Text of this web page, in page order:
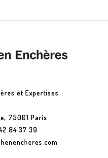
et Expertises
75001 Paris
84 37 39